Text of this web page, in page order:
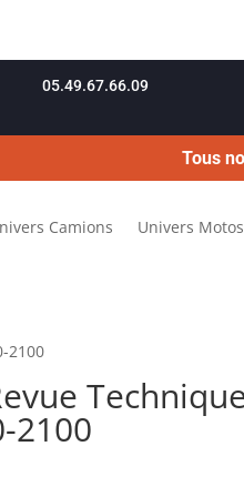
05.49.67.66.09
Tous
Camions Univers Motos
2100
2100